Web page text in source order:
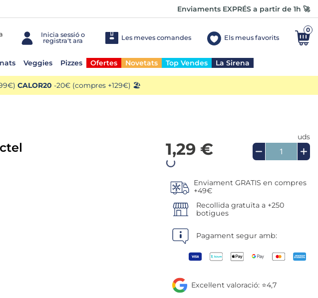
Enviaments EXPRÉS a partir de 1h 🚀
Les meves comandes Els meus favorits
0
Veggies Pizzes Ofertes Novetats Top Vendes La Sirena
CALOR20 -20€ (compres +129€) 🏖️
1,29 €
uds
Enviament GRATIS en compres
+49€
Recollida gratuïta a +250